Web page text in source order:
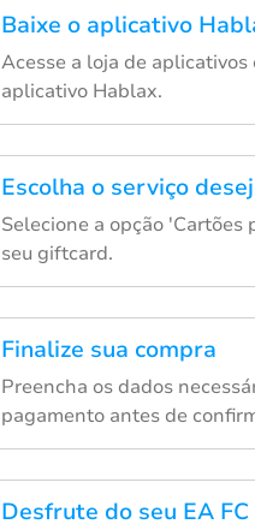
Baixe o aplicativo
Acesse a loja de
aplicativo Hablax.
Escolha o serviço
Selecione a opção
seu giftcard.
Finalize sua compra
Preencha os dados
pagamento antes de
Desfrute do seu EA